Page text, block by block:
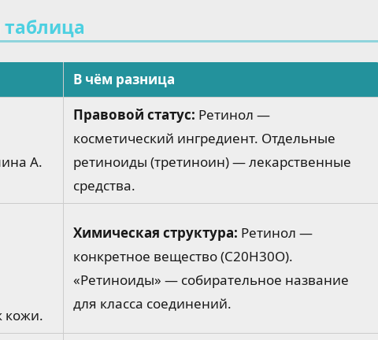
В чём разница
А.
Правовой статус: Ретинол —
косметический ингредиент. Отдельные
ретиноиды (третиноин) — лекарственные
средства.
кожи.
Химическая структура: Ретинол —
конкретное вещество (С20Н30О).
«Ретиноиды» — собирательное название
для класса соединений.